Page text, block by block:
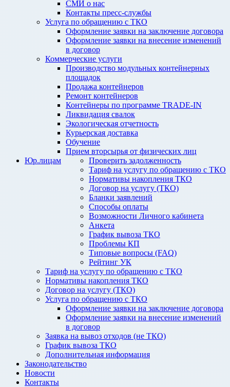
СМИ о нас
Контакты пресс-службы
Услуга по обращению с ТКО
Оформление заявки на заключение договора
Оформление заявки на внесение изменений
в договор
Коммерческие услуги
Производство модульных контейнерных
площадок
Продажа контейнеров
Ремонт контейнеров
Контейнеры по программе TRADE-IN
Ликвидация свалок
Экологическая отчетность
Курьерская доставка
Обучение
Прием вторсырья от физических лиц
Проверить задолженность
Тариф на услугу по обращению с ТКО
Нормативы накопления ТКО
Договор на услугу (ТКО)
Бланки заявлений
Способы оплаты
Возможности Личного кабинета
Анкета
График вывоза ТКО
Проблемы КП
Типовые вопросы (FAQ)
Рейтинг УК
Юр.лицам
Тариф на услугу по обращению с ТКО
Нормативы накопления ТКО
Договор на услугу (ТКО)
Услуга по обращению с ТКО
Оформление заявки на заключение договора
Оформление заявки на внесение изменений
в договор
Заявка на вывоз отходов (не ТКО)
График вывоза ТКО
Дополнительная информация
Законодательство
Новости
Контакты